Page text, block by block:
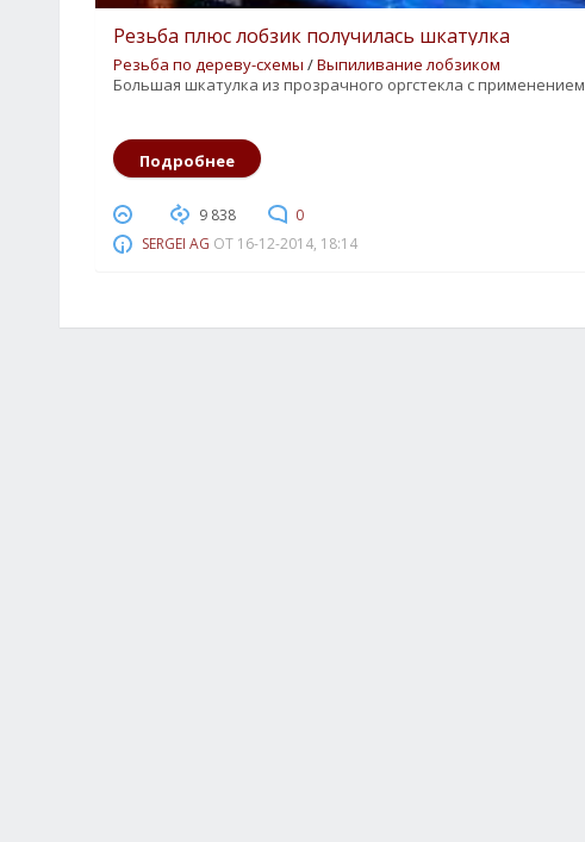
Резьба плюс лобзик получилась шкатулка
Резьба по дереву-схемы /Выпиливание лобзиком
Большая шкатулка из прозрачного оргстекла с
Подробнее
9 838
0
SERGEI AG ОТ 16-12-2014, 18:14